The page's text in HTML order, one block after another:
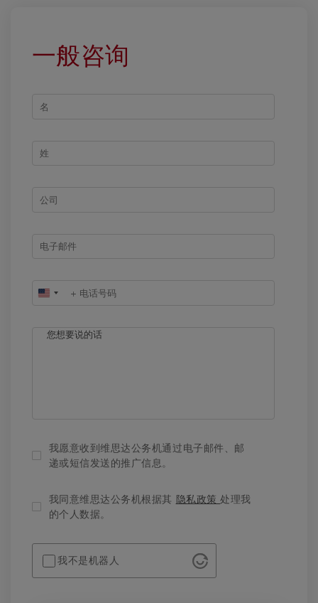
一般咨询
United
+1
我愿意收到维思达公务机通过电子邮件、邮
递或短信发送的推广信息。
我同意维思达公务机根据其 隐私政策处理我
的个人数据。
我不是机器人